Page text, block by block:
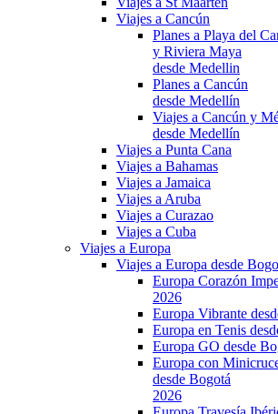
Viajes a Cancún
Planes a Playa del
y Riviera Maya
desde Medellin
Planes a Cancún
desde Medellín
Viajes a Cancún y
desde Medellín
Viajes a Punta Cana
Viajes a Bahamas
Viajes a Jamaica
Viajes a Aruba
Viajes a Curazao
Viajes a Cuba
Viajes a Europa
Viajes a Europa desde
Europa Corazón
2026
Europa Vibrante
Europa en Tenis
Europa GO desde
Europa con
desde Bogotá
2026